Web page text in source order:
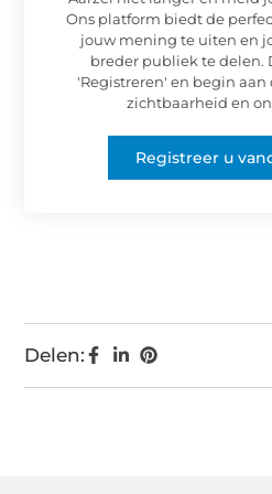
Ons platform biedt de
jouw mening te uiten en
breder publiek te delen.
'Registreren' en begin aan
zichtbaarheid en
Registreer u
Delen: